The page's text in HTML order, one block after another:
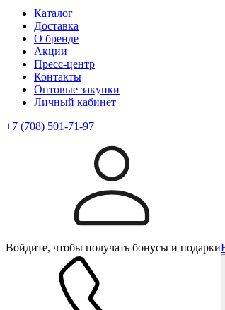
Каталог
Доставка
О бренде
Акции
Пресс-центр
Контакты
Оптовые закупки
Личный кабинет
+7 (708) 501-71-97
Войдите, чтобы получать бонусы и подарки